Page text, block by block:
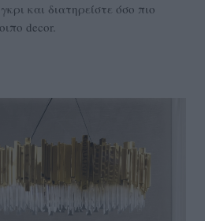
και διατηρείστε όσο πιο
decor.